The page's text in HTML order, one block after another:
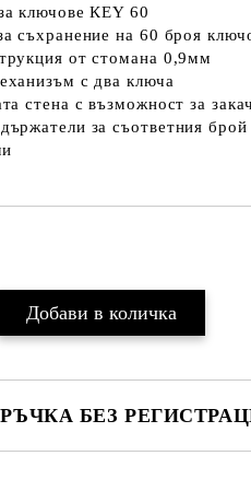
ключове КEY 60
съхранение на 60 броя
от стомана 0,9мм
с два ключа
стена с възможност за
за съответния
БЕЗ